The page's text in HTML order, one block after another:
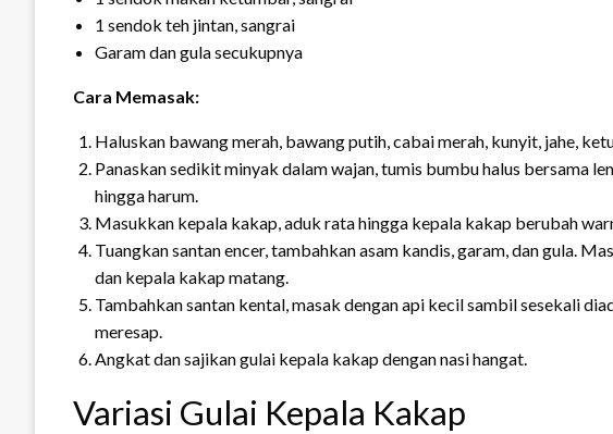
1 sendok teh jintan, sangrai
Garam dan gula secukupnya
Cara Memasak:
Haluskan bawang merah, bawang putih, cabai merah, kunyit, jahe,
Panaskan sedikit minyak dalam wajan, tumis bumbu halus bersama
hingga harum.
Masukkan kepala kakap, aduk rata hingga kepala kakap berubah
Tuangkan santan encer, tambahkan asam kandis, garam, dan gula.
dan kepala kakap matang.
Tambahkan santan kental, masak dengan api kecil sambil sesekali
meresap.
Angkat dan sajikan gulai kepala kakap dengan nasi hangat.
Variasi Gulai Kepala Kakap